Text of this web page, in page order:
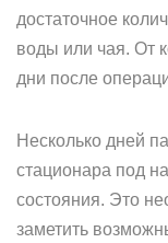
достаточное
воды или чая. От
дни после
Несколько дней
стационара под
состояния. Это
заметить